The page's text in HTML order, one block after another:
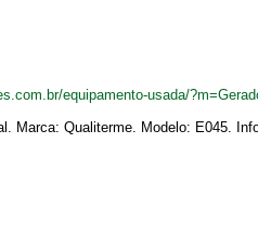
equipamento-usada/
Marca: Qualiterme. Modelo: E045.